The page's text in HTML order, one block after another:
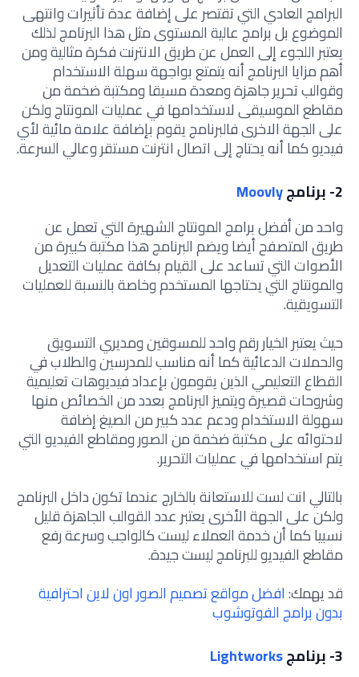
البرامج العادي التي تقتصر على إضافة عدة تأثيرات وانتهى
الموضوع بل برامج عالية المستوى مثل هذا البرنامج لذلك
يعتبر اللجوء إلى العمل عن طريق الانترنت فكرة مثالية ومن
أهم مزايا البرنامج أنه يتمتع بواجهة سهلة الاستخدام
وقوالب تحرير جاهزة ومعدة مسبقا ومكتبة ضخمة من
مقاطع الموسيقى لاستخدامها في عمليات المونتاج ولكن
على الجهة الاخرى فالبرنامج يقوم بإضافة علامة مائية لأي
فيديو كما أنه يحتاج إلى اتصال انترنت مستقر وعالي السرعة.
2- برنامج
Moovly
واحد من أفضل برامج المونتاج الشهيرة التي تعمل عن
طريق المتصفح أيضا ويضم البرنامج هذا مكتبة كبيرة من
الأصوات التي تساعد على القيام بكافة عمليات التعديل
والمونتاج التي يحتاجها المستخدم وخاصة بالنسبة للعمليات
التسويقية.
حيث يعتبر الخيار رقم واحد للمسوقين ومديري التسويق
والحملات الدعائية كما أنه مناسب للمدرسين والطلاب في
القطاع التعليمي الذين يقومون بإعداد فيديوهات تعليمية
وشروحات قصيرة ويتميز البرنامج بعدد من الخصائص منها
سهولة الاستخدام ودعم عدد كبير من الصيغ إضافة
لاحتوائه على مكتبة ضخمة من الصور ومقاطع الفيديو التي
يتم استخدامها في عمليات التحرير.
بالتالي انت لست للاستعانة بالخارج عندما تكون داخل البرنامج
ولكن على الجهة الأخرى يعتبر عدد القوالب الجاهزة قليل
نسبيا كما أن خدمة العملاء ليست كالواجب وسرعة رفع
مقاطع الفيديو للبرنامج ليست جيدة.
قد يهمك:افضل مواقع تصميم الصور اون لاين احترافية
بدون برامج الفوتوشوب
3- برنامج
Lightworks